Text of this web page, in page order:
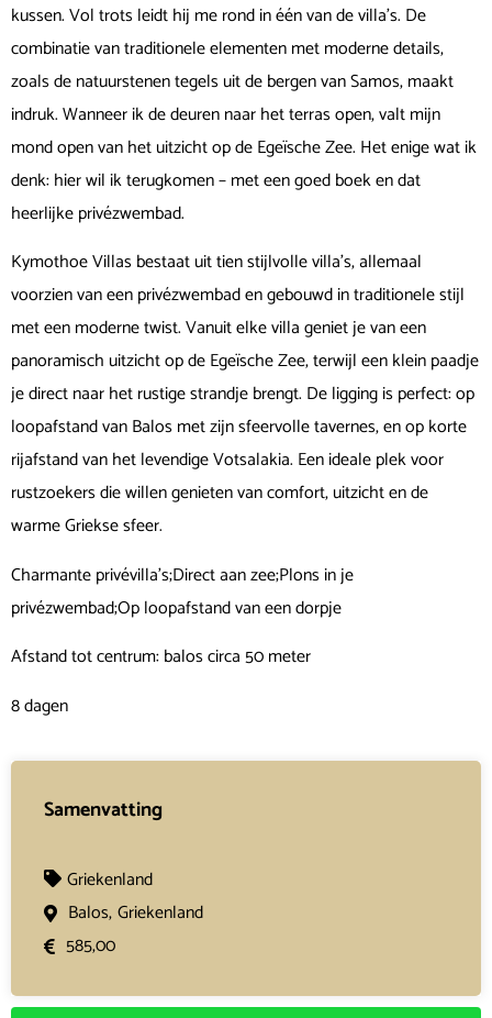
kussen. Vol trots leidt hij me rond in één van de villa’s. De
combinatie van traditionele elementen met moderne details,
zoals de natuurstenen tegels uit de bergen van Samos, maakt
indruk. Wanneer ik de deuren naar het terras open, valt mijn
mond open van het uitzicht op de Egeïsche Zee. Het enige wat ik
denk: hier wil ik terugkomen – met een goed boek en dat
heerlijke privézwembad.
Kymothoe Villas bestaat uit tien stijlvolle villa’s, allemaal
voorzien van een privézwembad en gebouwd in traditionele stijl
met een moderne twist. Vanuit elke villa geniet je van een
panoramisch uitzicht op de Egeïsche Zee, terwijl een klein paadje
je direct naar het rustige strandje brengt. De ligging is perfect: op
loopafstand van Balos met zijn sfeervolle tavernes, en op korte
rijafstand van het levendige Votsalakia. Een ideale plek voor
rustzoekers die willen genieten van comfort, uitzicht en de
warme Griekse sfeer.
Charmante privévilla’s;Direct aan zee;Plons in je
privézwembad;Op loopafstand van een dorpje
Afstand tot centrum: balos circa 50 meter
8 dagen
Samenvatting
Griekenland
Balos,Griekenland
585,00